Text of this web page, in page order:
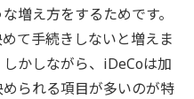
増え方をするためです。
て手続きしないと増えま
かしながら、iDeCoは加
られる項目が多いのが特